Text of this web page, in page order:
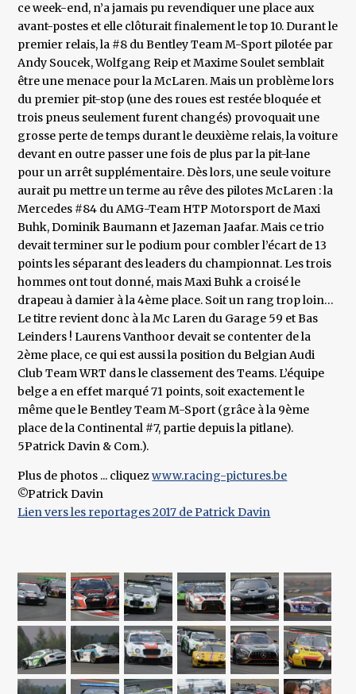
ce week-end, n’a jamais pu revendiquer une place aux
avant-postes et elle clôturait finalement le top 10. Durant le
premier relais, la #8 du Bentley Team M-Sport pilotée par
Andy Soucek, Wolfgang Reip et Maxime Soulet semblait
être une menace pour la McLaren. Mais un problème lors
du premier pit-stop (une des roues est restée bloquée et
trois pneus seulement furent changés) provoquait une
grosse perte de temps durant le deuxième relais, la voiture
devant en outre passer une fois de plus par la pit-lane
pour un arrêt supplémentaire. Dès lors, une seule voiture
aurait pu mettre un terme au rêve des pilotes McLaren : la
Mercedes #84 du AMG-Team HTP Motorsport de Maxi
Buhk, Dominik Baumann et Jazeman Jaafar. Mais ce trio
devait terminer sur le podium pour combler l’écart de 13
points les séparant des leaders du championnat. Les trois
hommes ont tout donné, mais Maxi Buhk a croisé le
drapeau à damier à la 4ème place. Soit un rang trop loin…
Le titre revient donc à la Mc Laren du Garage 59 et Bas
Leinders ! Laurens Vanthoor devait se contenter de la
2ème place, ce qui est aussi la position du Belgian Audi
Club Team WRT dans le classement des Teams. L’équipe
belge a en effet marqué 71 points, soit exactement le
même que le Bentley Team M-Sport (grâce à la 9ème
place de la Continental #7, partie depuis la pitlane).
5Patrick Davin & Com.).
Plus de photos ... cliquezwww.racing-pictures.be
©Patrick Davin
Lien vers les reportages 2017 de Patrick Davin